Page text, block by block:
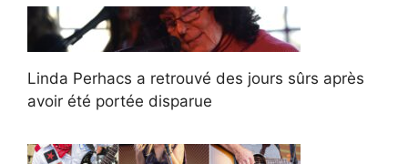
Linda Perhacs a retrouvé des jours sûrs après
avoir été portée disparue